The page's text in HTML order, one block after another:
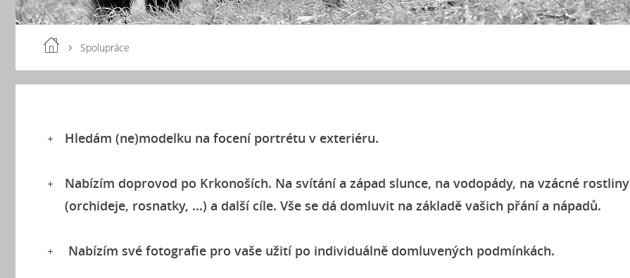
Spolupráce
Hledám (ne)modelku na focení portrétu v exteriéru.
Nabízím doprovod po Krkonoších. Na svítání a západ slunce, na vodopády, na vzácné rostliny
(orchideje, rosnatky, ...) a další cíle. Vše se dá domluvit na základě vašich přání a nápadů.
Nabízím své fotografie pro vaše užití po individuálně domluvených podmínkách.